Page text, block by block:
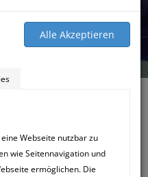
Webseite nutzbar zu
wie Seitennavigation und
ermöglichen. Die